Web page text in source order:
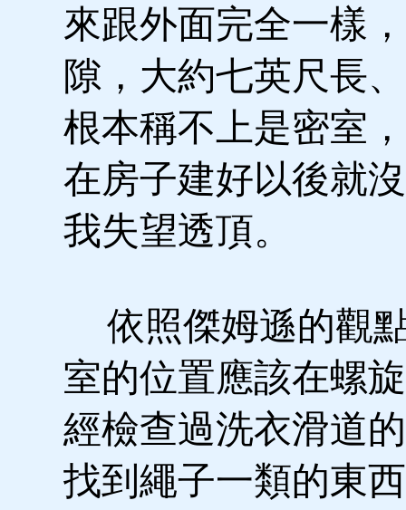
來跟外面完全一樣
隙，大約七英尺長
根本稱不上是密室
在房子建好以後就
我失望透頂。
依照傑姆遜的觀
室的位置應該在螺
經檢查過洗衣滑道
找到繩子一類的東